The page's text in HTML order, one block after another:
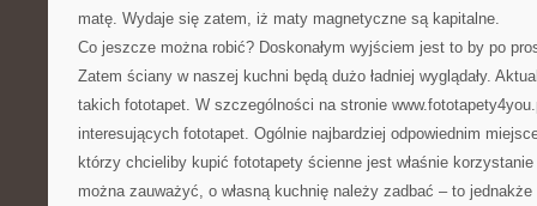
matę. Wydaje się zatem, iż maty magnetyczne są kapitalne.
Co jeszcze można robić? Doskonałym wyjściem jest to by po
Zatem ściany w naszej kuchni będą dużo ładniej wyglądały.
takich fototapet. W szczególności na stronie
interesujących fototapet. Ogólnie najbardziej odpowiednim
którzy chcieliby kupić fototapety ścienne jest właśnie
można zauważyć, o własną kuchnię należy zadbać – to